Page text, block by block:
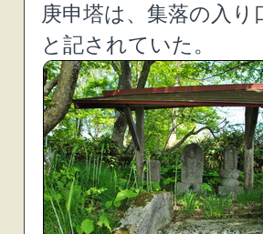
庚申塔は、集落の入
と記されていた。